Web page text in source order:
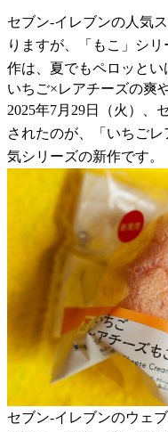
セブン-イレブンの人気
りますが、「もこ」シ
作は、夏でもペロッとい
いちご×レアチーズの爽
2025年7月29日（火）、
されたのが、「いちご
気シリーズの新作です。
セブン-イレブンのウェ